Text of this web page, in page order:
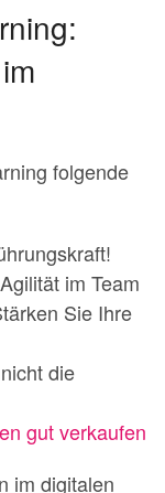
folgende
im Team
Sie Ihre
die
gut verkaufen